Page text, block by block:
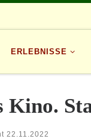
ERLEBNISSE
Kino.
22.11.2022